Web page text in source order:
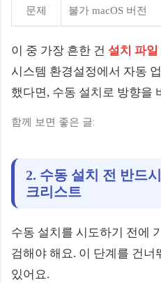
문제
불가 macOS 버전
이 중 가장 흔한 건 설치 파일
시스템 환경설정에서 자동
했다면, 수동 설치로 방향을
함께 보면 좋은 글:
2. 수동 설치 전 반드
크리스트
수동 설치를 시도하기 전에
검해야 해요. 이 단계를 건
있어요.